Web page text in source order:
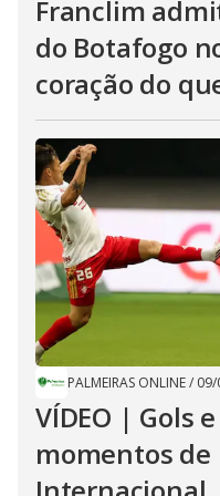
Franclim
do Botafogo
coração do
PALMEIRAS ONLINE/
VÍDEO | Gols
momentos de